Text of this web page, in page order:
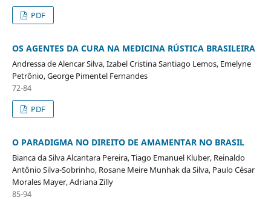
PDF
OS AGENTES DA CURA NA MEDICINA RÚSTICA BRASILEIRA
Andressa de Alencar Silva, Izabel Cristina Santiago Lemos, Emelyne
Petrônio, George Pimentel Fernandes
72-84
PDF
O PARADIGMA NO DIREITO DE AMAMENTAR NO BRASIL
Bianca da Silva Alcantara Pereira, Tiago Emanuel Kluber, Reinaldo
Antônio Silva-Sobrinho, Rosane Meire Munhak da Silva, Paulo César
Morales Mayer, Adriana Zilly
85-94